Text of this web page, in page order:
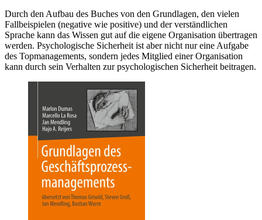
Durch den Aufbau des Buches von den Grundlagen, den vielen
Fallbeispielen (negative wie positive) und der verständlichen
Sprache kann das Wissen gut auf die eigene Organisation übertragen
werden. Psychologische Sicherheit ist aber nicht nur eine Aufgabe
des Topmanagements, sondern jedes Mitglied einer Organisation
kann durch sein Verhalten zur psychologischen Sicherheit beitragen.